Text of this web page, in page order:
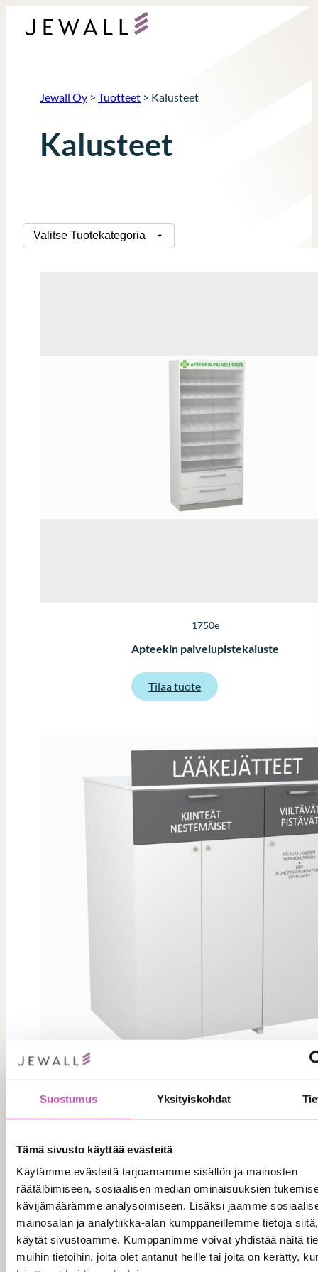
Suostumus Yksityiskohdat
Tämä sivusto käyttää evästeitä
Käytämme evästeitä tarjoamamme sisällön ja mainosten
räätälöimiseen, sosiaalisen median ominaisuuksien
kävijämäärämme analysoimiseen. Lisäksi jaamme
mainosalan ja analytiikka-alan kumppaneillemme tietoja
käytät sivustoamme. Kumppanimme voivat yhdistää näitä
muihin tietoihin, joita olet antanut heille tai joita on kerätty,
sisältöön
Jewall Oy > Tuotteet > Kalusteet
Kalusteet
Tuotekategoriat
1750e
Apteekin palvelupistekaluste
Tilaa tuote:
Apteekin
Lääkejätekaluste